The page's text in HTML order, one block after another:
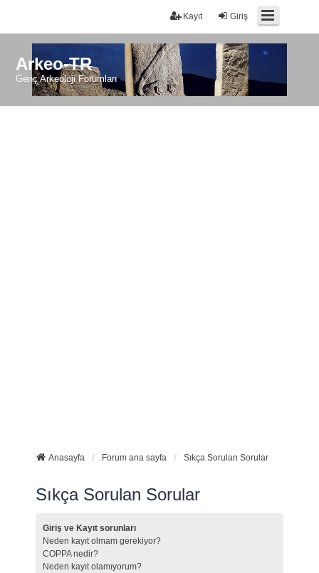
Giriş
Kayıt
Arkeo-TR
Genç Arkeoloji Forumları
Anasayfa Forum ana sayfa Sıkça Sorulan Sorular
Sıkça Sorulan Sorular
Giriş ve Kayıt sorunları
Neden kayıt olmam gerekiyor?
COPPA nedir?
Neden kayıt olamıyorum?